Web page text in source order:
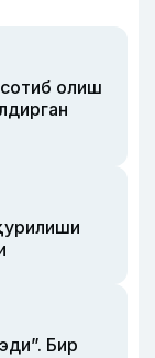
олиш
Бир